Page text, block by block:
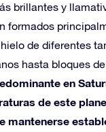
brillantes y
formados
de diferentes
hasta bloques
en
de este
mantenerse